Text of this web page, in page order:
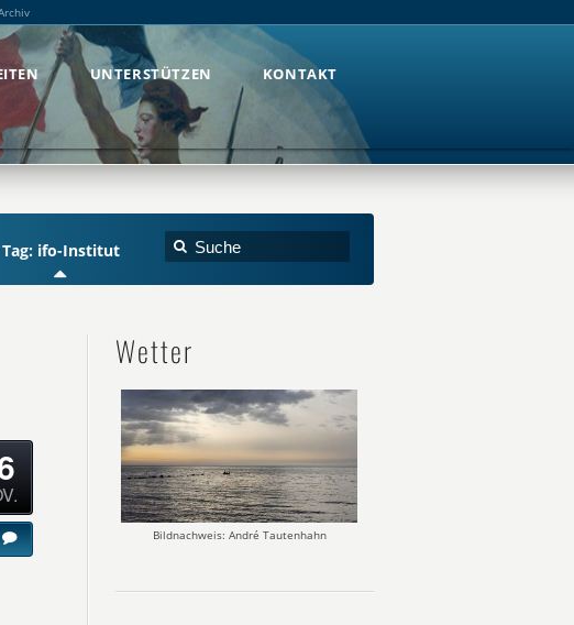
UNTERSTÜTZEN KONTAKT
Tag: ifo-Institut
Wetter
Bildnachweis: André Tautenhahn
UNTERSTÜTZEN KONTAKT